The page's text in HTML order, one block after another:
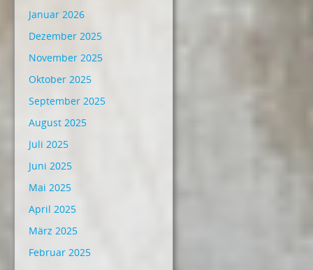
Januar 2026
Dezember 2025
November 2025
Oktober 2025
September 2025
August 2025
Juli 2025
Juni 2025
Mai 2025
April 2025
März 2025
Februar 2025